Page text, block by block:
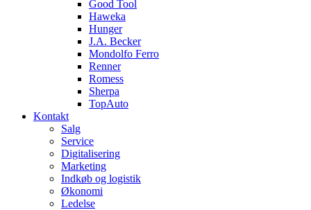
Good Tool
Haweka
Hunger
J.A. Becker
Mondolfo Ferro
Renner
Romess
Sherpa
TopAuto
Kontakt
Salg
Service
Digitalisering
Marketing
Indkøb og logistik
Økonomi
Ledelse